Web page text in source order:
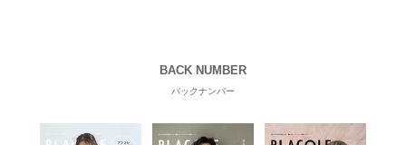
BACK NUMBER
バックナンバー